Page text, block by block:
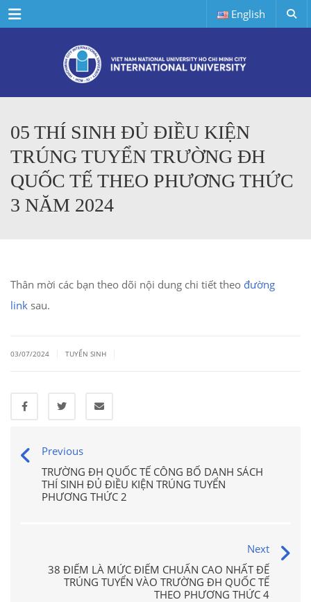
Menu English
05 THÍ SINH ĐỦ ĐIỀU KIỆN
TRÚNG TUYỂN TRƯỜNG ĐH
QUỐC TẾ THEO PHƯƠNG THỨC
3 NĂM 2024
Thân mời các bạn theo dõi nội dung chi tiết theo đường
link sau.
03/07/2024 TUYỂN SINH
Previous
TRƯỜNG ĐH QUỐC TẾ CÔNG BỐ DANH SÁCH
THÍ SINH ĐỦ ĐIỀU KIỆN TRÚNG TUYỂN
PHƯƠNG THỨC 2
Next
38 ĐIỂM LÀ MỨC ĐIỂM CHUẨN CAO NHẤT ĐỂ
TRÚNG TUYỂN VÀO TRƯỜNG ĐH QUỐC TẾ
THEO PHƯƠNG THỨC 4